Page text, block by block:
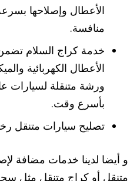
الأعطال وإصلاحها
منافسة.
خدمة كراج السلام
الأعطال الكهربائية
ورشة متنقلة لسيارات
بأسرع وقت.
تصليح سيارات متنقل
و أيضا لدينا خدمات مضافة
متنقل أو كراج متنقل مثل